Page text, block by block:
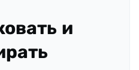
и